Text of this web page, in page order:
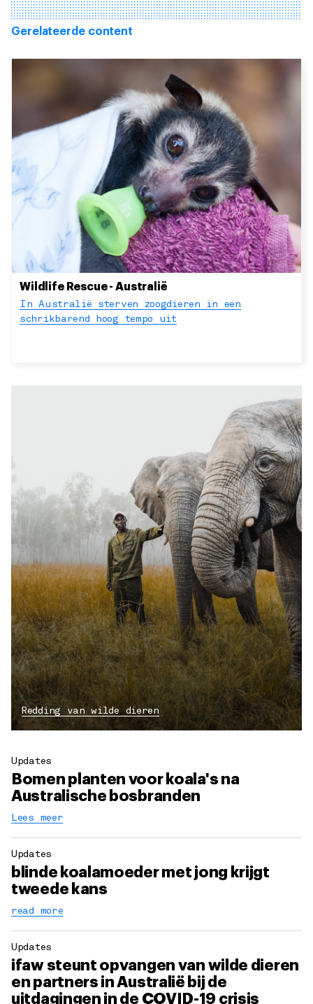
Gerelateerde content
Wildlife Rescue - Australië
In Australië sterven zoogdieren in een
schrikbarend hoog tempo uit
Redding van wilde dieren
Updates
Bomen planten voor koala's na
Australische bosbranden
Lees meer
Updates
blinde koalamoeder met jong krijgt
tweede kans
read more
Updates
ifaw steunt opvangen van wilde dieren
en partners in Australië bij de
uitdagingen in de COVID-19 crisis